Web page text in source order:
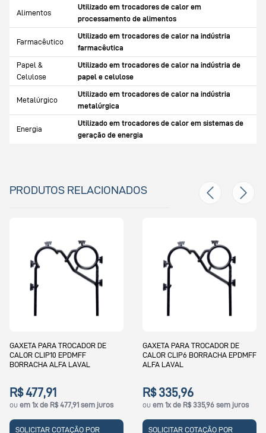
Alimentos
Utilizado em trocadores de calor em
processamento de alimentos
Farmacêutico
Utilizado em trocadores de calor na indústria
farmacêutica
Papel &
Celulose
Utilizado em trocadores de calor na indústria de
papel e celulose
Metalúrgico
Utilizado em trocadores de calor na indústria
metalúrgica
Energia
Utilizado em trocadores de calor em sistemas de
geração de energia
PRODUTOS RELACIONADOS
GAXETA PARA TROCADOR DE
CALOR CLIP10 EPDMFF
BORRACHA ALFA LAVAL
R$ 477,91
ou em 1x de R$ 477,91 sem juros
SOLICITAR COTAÇÃO POR
GAXETA PARA TROCADOR DE
CALOR CLIP6 BORRACHA EPDMFF
ALFA LAVAL
R$ 335,96
ou em 1x de R$ 335,96 sem juros
SOLICITAR COTAÇÃO POR